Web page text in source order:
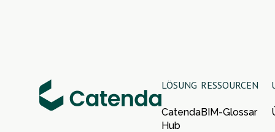
LÖSUNG
Catenda
Hub
RESSOURCEN
BIM-Glossar